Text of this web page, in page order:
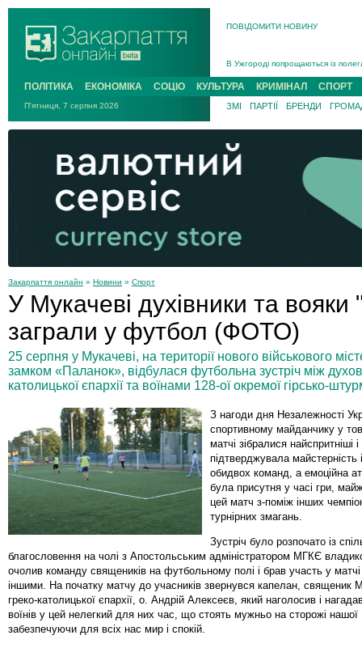
ПОВІДОМИТИ НОВИНУ
Інструктора районного ТЦК на
В Ужгороді 5 серпня
Підтвердили загибель
На війні з рф поліг військовий з
На Хустщині внаслідок ДТП за
Інструктора районного ТЦК на
ПОЛІТИКА ЕКОНОМІКА СОЦІО КУЛЬТУРА КРИМІНАЛ СПОРТ
П'ятниця, 7 серпня 2026 ЗМІ ПАРТІЇ БРЕНДИ
Закарпаття онлайн » Новини » Спорт
У Мукачеві духівники та вояки
заграли у футбол (ФОТО)
25 серпня у Мукачеві, на території нового військового
замком «Паланок», відбулася футбольна зустріч між
католицької єпархії та воїнами 128-ої окремої гірсько-
З нагоди дня Незалежності
спортивному майданчику у
матчі зібралися найспритніші
підтверджувала майстерність
обидвох команд, а емоційна
була присутня у часі гри,
цей матч з-поміж інших
турнірних змагань.
Зустріч було розпочато із
благословення на чолі з Апостольським адміністратором МГКЄ
очолив команду священиків на футбольному полі і брав участь у матчі
іншими. На початку матчу до учасників звернувся капелан, священик
греко-католицької єпархії, о. Андрій Алексеєв, який наголосив і
воїнів у цей нелегкий для них час, що стоять мужньо на сторожі нашої
забезпечуючи для всіх нас мир і спокій.